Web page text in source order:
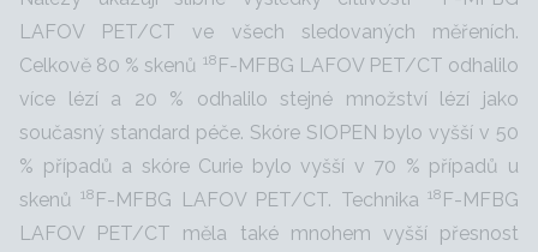
LAFOV PET/CT ve všech sledovaných měřeních.
Celkově 80 % skenů 18 F-MFBG LAFOV PET/CT odhalilo
více lézí a 20 % odhalilo stejné množství lézí jako
současný standard péče. Skóre SIOPEN bylo vyšší v 50
% případů a skóre Curie bylo vyšší v 70 % případů u
skenů18 F-MFBG LAFOV PET/CT. Technika18 F-MFBG
LAFOV PET/CT měla také mnohem vyšší přesnost